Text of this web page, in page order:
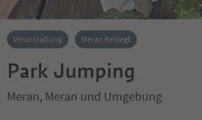
Veranstaltung Meran BeWegt
Park Jumping
Meran, Meran und Umgebung